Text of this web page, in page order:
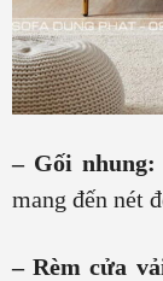
– Gối nhung:
mang đến nét
– Rèm cửa